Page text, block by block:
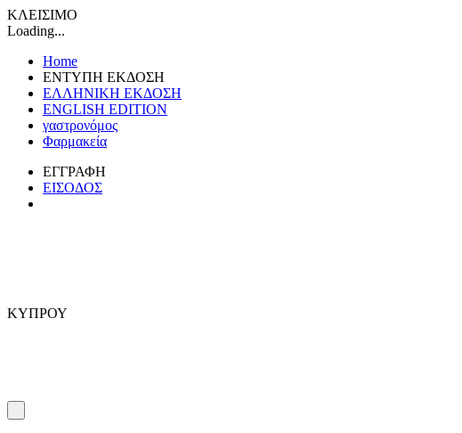
ΚΛΕΙΣΙΜΟ
Loading...
Home
ΕΝΤΥΠΗ ΕΚΔΟΣΗ
ΕΛΛΗΝΙΚΗ ΕΚΔΟΣΗ
ENGLISH EDITION
γαστρονόμος
Φαρμακεία
ΕΓΓΡΑΦΗ
ΕΙΣΟΔΟΣ
ΚΥΠΡΟΥ